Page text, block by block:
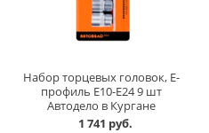
Набор торцевых головок, Е-
профиль Е10-Е24 9 шт
Автодело в Кургане
1 741 руб.